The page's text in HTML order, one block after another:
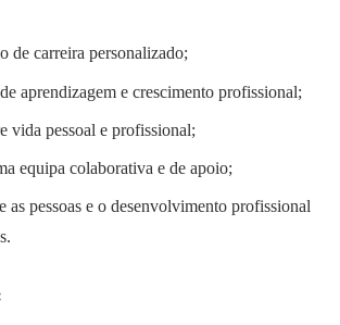
de carreira personalizado;
aprendizagem e crescimento profissional;
vida pessoal e profissional;
equipa colaborativa e de apoio;
as pessoas e o desenvolvimento profissional